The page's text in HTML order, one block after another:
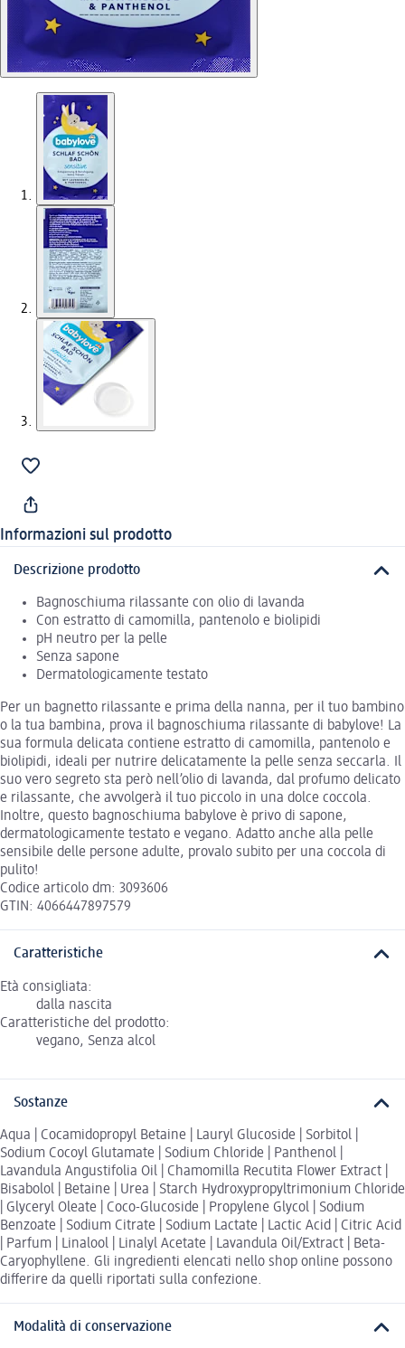
Informazioni sul prodotto
Descrizione prodotto
Bagnoschiuma rilassante con olio di lavanda
Con estratto di camomilla, pantenolo e biolipidi
pH neutro per la pelle
Senza sapone
Dermatologicamente testato
Per un bagnetto rilassante e prima della nanna, per il tuo bambino
o la tua bambina, prova il bagnoschiuma rilassante di babylove! La
sua formula delicata contiene estratto di camomilla, pantenolo e
biolipidi, ideali per nutrire delicatamente la pelle senza seccarla. Il
suo vero segreto sta però nell’olio di lavanda, dal profumo delicato
e rilassante, che avvolgerà il tuo piccolo in una dolce coccola.
Inoltre, questo bagnoschiuma babylove è privo di sapone,
dermatologicamente testato e vegano. Adatto anche alla pelle
sensibile delle persone adulte, provalo subito per una coccola di
pulito!
Codice articolo dm: 3093606
GTIN: 4066447897579
Caratteristiche
Età consigliata:
dalla nascita
Caratteristiche del prodotto:
vegano, Senza alcol
Sostanze
Aqua | Cocamidopropyl Betaine | Lauryl Glucoside | Sorbitol |
Sodium Cocoyl Glutamate | Sodium Chloride | Panthenol |
Lavandula Angustifolia Oil | Chamomilla Recutita Flower Extract |
Bisabolol | Betaine | Urea | Starch Hydroxypropyltrimonium Chloride
| Glyceryl Oleate | Coco-Glucoside | Propylene Glycol | Sodium
Benzoate | Sodium Citrate | Sodium Lactate | Lactic Acid | Citric Acid
| Parfum | Linalool | Linalyl Acetate | Lavandula Oil/Extract | Beta-
Caryophyllene. Gli ingredienti elencati nello shop online possono
differire da quelli riportati sulla confezione.
Modalità di conservazione